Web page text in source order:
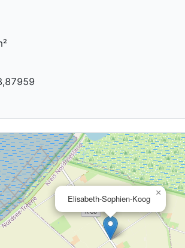
Elisabeth-Sophien-Koog
×